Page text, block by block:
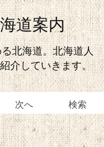
北海道。北海道人
介していきます。
次へ 検索